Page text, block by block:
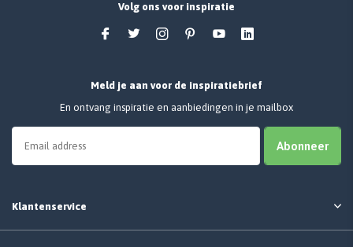
Volg ons voor inspiratie
Meld je aan voor de inspiratiebrief
En ontvang inspiratie en aanbiedingen in je mailbox
Abonneer
Klantenservice